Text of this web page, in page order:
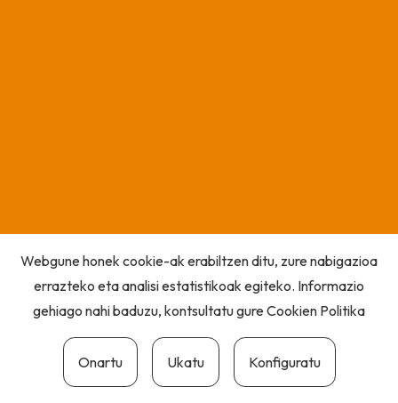
Webgune honek cookie-ak erabiltzen ditu, zure nabigazioa
errazteko eta analisi estatistikoak egiteko. Informazio
gehiago nahi baduzu, kontsultatu gureCookien Politika
Onartu Ukatu Konfiguratu